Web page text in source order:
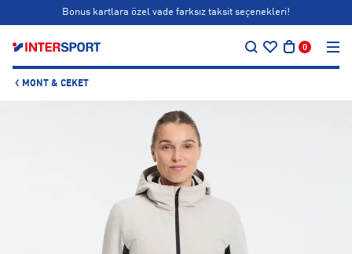
Bonus kartlara özel vade farksız taksit seçenekleri!
0
MONT & CEKET